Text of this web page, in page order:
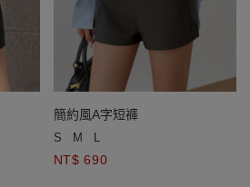
簡約風A字短褲
S M L
NT$ 690